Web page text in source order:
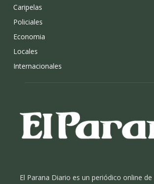
Caripelas
Policiales
Economia
Locales
Internacionales
El Parana Diario es un periódico online